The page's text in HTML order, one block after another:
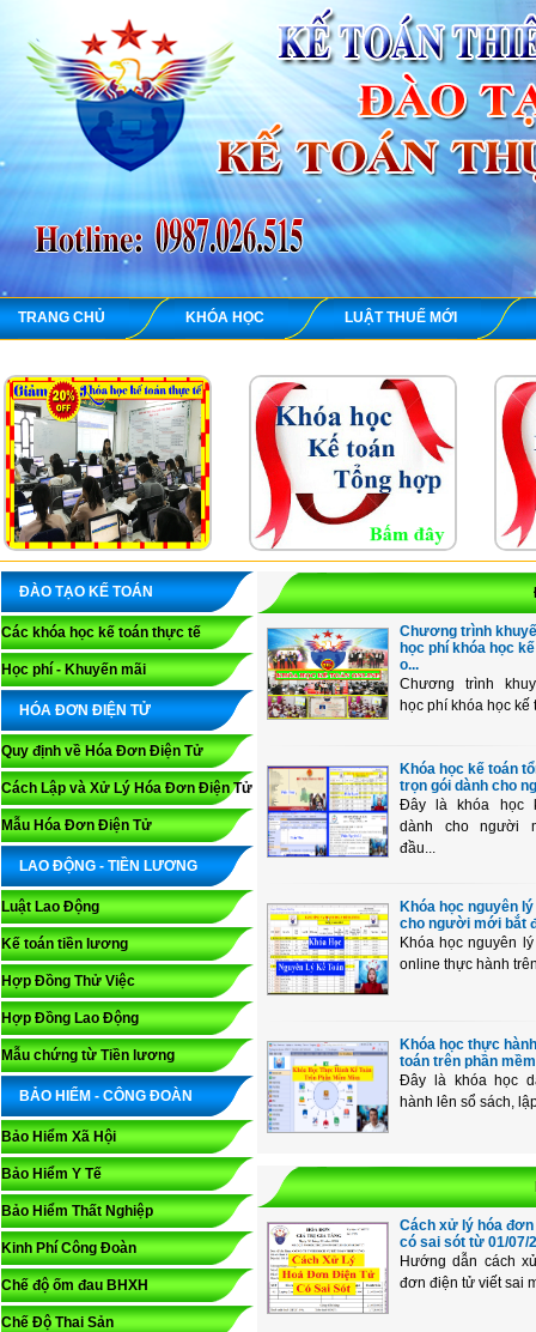
TRANG CHỦ KHÓA HỌC LUẬT THUẾ MỚI
ĐÀO TẠO KẾ TOÁN
Các khóa học kế toán thực tế
Học phí - Khuyến mãi
HÓA ĐƠN ĐIỆN TỬ
Quy định về Hóa Đơn Điện Tử
Cách Lập và Xử Lý Hóa Đơn Điện Tử
Mẫu Hóa Đơn Điện Tử
LAO ĐỘNG - TIỀN LƯƠNG
Luật Lao Động
Kế toán tiền lương
Hợp Đồng Thử Việc
Hợp Đồng Lao Động
Mẫu chứng từ Tiền lương
BẢO HIỂM - CÔNG ĐOÀN
Bảo Hiểm Xã Hội
Bảo Hiểm Y Tế
Bảo Hiểm Thất Nghiệp
Kinh Phí Công Đoàn
Chế độ ốm đau BHXH
Chế Độ Thai Sản
Chương trình
học phí khóa học
o...
Chương trình
học phí khóa học kế
Khóa học kế toán
trọn gói dành cho
Đây là khóa học
dành cho người
đầu...
Khóa học nguyên
cho người mới bắt
Khóa học nguyên
online thực hành
Khóa học thực
toán trên phần
Đây là khóa học
hành lên sổ sách,
Cách xử lý hóa
có sai sót từ 01/07/
Hướng dẫn cách
đơn điện tử viết sai